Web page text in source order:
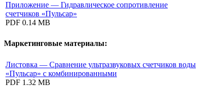
Приложение — Гидравлическое сопротивление
счетчиков «Пульсар»
PDF 0.14 MB
Маркетинговые материалы:
Листовка — Сравнение ультразвуковых счетчиков воды
«Пульсар» с комбинированными
PDF 1.32 MB